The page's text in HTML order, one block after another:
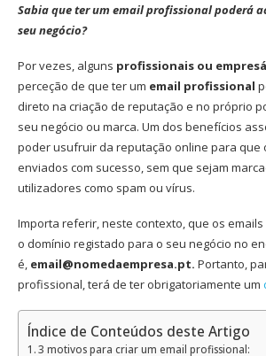
Sabia que ter um email profissional poderá
seu negócio?
Por vezes, alguns profissionais ou
perceção de que ter um email profissional
direto na criação de reputação e no próprio
seu negócio ou marca. Um dos benefícios
poder usufruir da reputação online para que
enviados com sucesso, sem que sejam
utilizadores como spam ou vírus.
Importa referir, neste contexto, que os
o domínio registado para o seu negócio no
é, email@nomedaempresa.pt. Portanto,
profissional, terá de ter obrigatoriamente um
Índice de Conteúdos deste Artigo
3 motivos para criar um email profissional: